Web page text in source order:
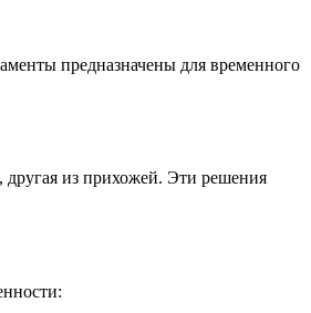
предназначены для временного
другая из прихожей. Эти решения